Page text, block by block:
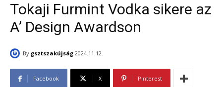
Tokaji Furmint Vodka sikere az
A’ Design Awardson
By gsztszakújság 2024.11.12.
Facebook X Pinterest